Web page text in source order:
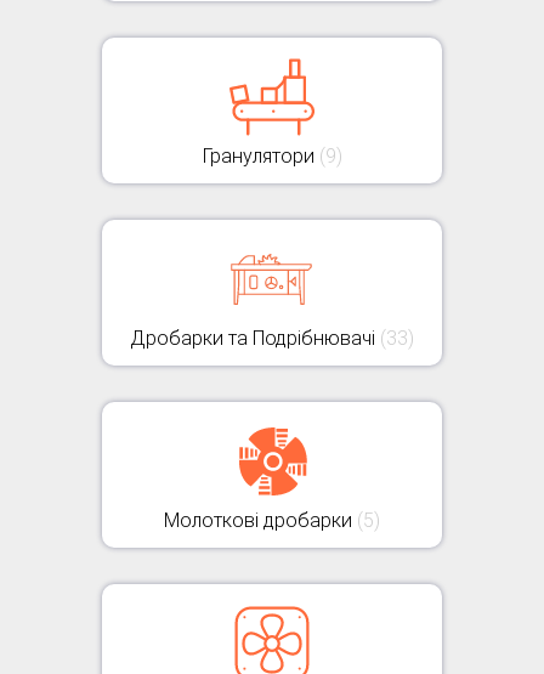
Гранулятори (9)
Дробарки та Подрібнювачі (33)
Молоткові дробарки (5)